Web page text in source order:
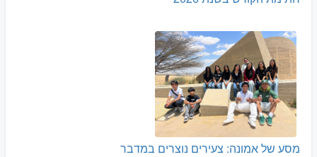
מסע של אמונה: צעירים נוצרים במדבר